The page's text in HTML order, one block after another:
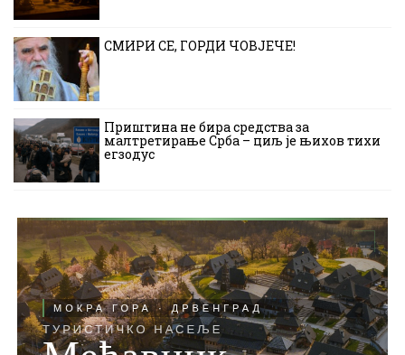
СМИРИ СЕ, ГОРДИ ЧОВЈЕЧЕ!
Приштина не бира средства за
малтретирање Срба – циљ је њихов тихи
егзодус